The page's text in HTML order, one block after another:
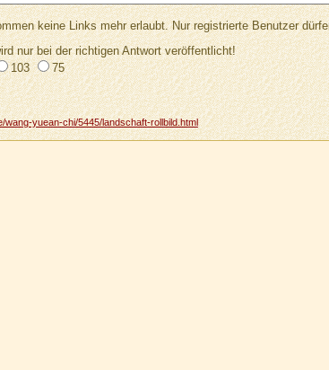
keine Links mehr erlaubt. Nur registrierte Benutzer
nur bei der richtigen Antwort veröffentlicht!
103 75
yuean-chi/5445/landschaft-rollbild.html